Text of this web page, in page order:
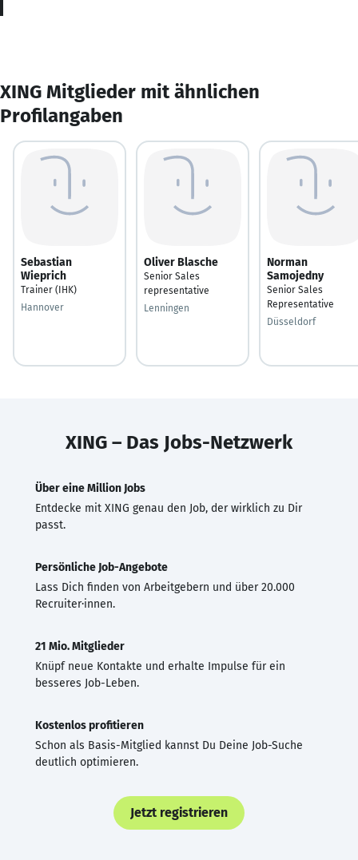
XING Mitglieder mit ähnlichen
Profilangaben
Sebastian
Wieprich
Trainer (IHK)
Hannover
Oliver Blasche
Senior Sales
representative
Lenningen
Norman
Samojedny
Senior Sales
Representative
Düsseldorf
XING – Das Jobs-Netzwerk
Über eine Million Jobs
Entdecke mit XING genau den Job, der wirklich zu Dir
passt.
Persönliche Job-Angebote
Lass Dich finden von Arbeitgebern und über 20.000
Recruiter·innen.
21 Mio. Mitglieder
Knüpf neue Kontakte und erhalte Impulse für ein
besseres Job-Leben.
Kostenlos profitieren
Schon als Basis-Mitglied kannst Du Deine Job-Suche
deutlich optimieren.
Jetzt registrieren